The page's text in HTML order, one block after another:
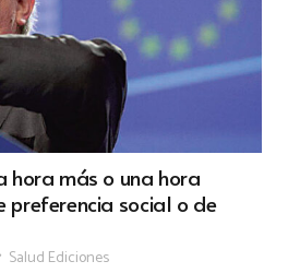
hora más o una hora
preferencia social o de
Salud Ediciones